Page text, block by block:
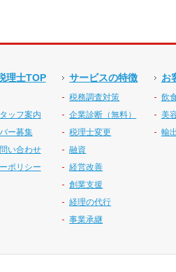
理士TOP
ッフ案内
ー募集
い合わせ
ポリシー
サービスの特徴
税務調査対策
企業診断（無料）
税理士変更
融資
経営改善
創業支援
経理の代行
事業承継
お
飲
美
輸